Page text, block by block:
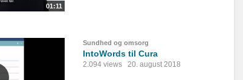
01:11
Sundhed og omsorg
IntoWords til Cura
2.094 views 20. august 2018